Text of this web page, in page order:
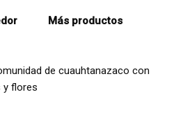
Más productos
de cuauhtanazaco con
y flores